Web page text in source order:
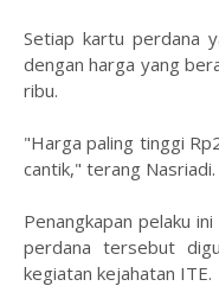
Setiap kartu perdana
dengan harga yang
ribu.
"Harga paling tinggi
cantik," terang Nasriadi.
Penangkapan pelaku
perdana tersebut
kegiatan kejahatan ITE.